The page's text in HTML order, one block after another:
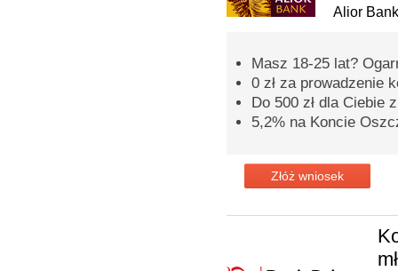
Alior Bank
Masz 18-25 lat?
0 zł za prowadzenie
Do 500 zł dla Ciebie
5,2% na Koncie
Złóż wniosek